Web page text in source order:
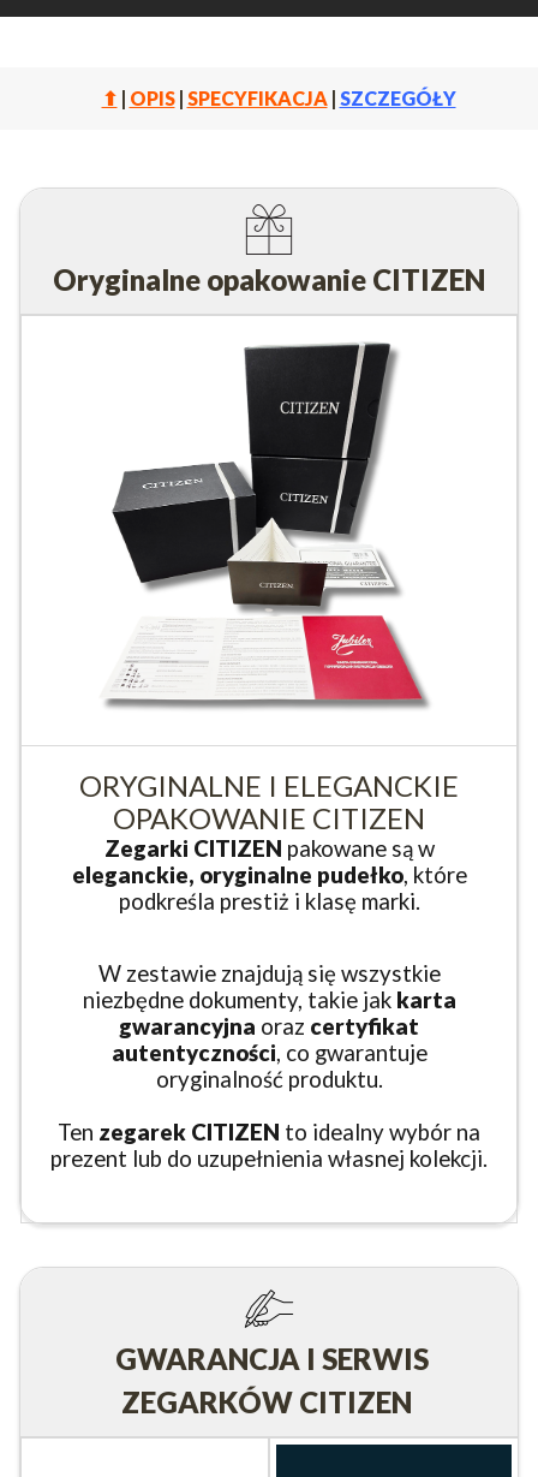
⬆ | OPIS| SPECYFIKACJA | SZCZEGÓŁY
Oryginalne opakowanie CITIZEN
ORYGINALNE I ELEGANCKIE
OPAKOWANIE CITIZEN
Zegarki CITIZEN pakowane są w
eleganckie, oryginalne pudełko, które
podkreśla prestiż i klasę marki.
W zestawie znajdują się wszystkie
niezbędne dokumenty, takie jak karta
gwarancyjna oraz certyfikat
autentyczności, co gwarantuje
oryginalność produktu.
Ten zegarek CITIZEN to idealny wybór na
prezent lub do uzupełnienia własnej kolekcji.
GWARANCJA I SERWIS
ZEGARKÓW CITIZEN